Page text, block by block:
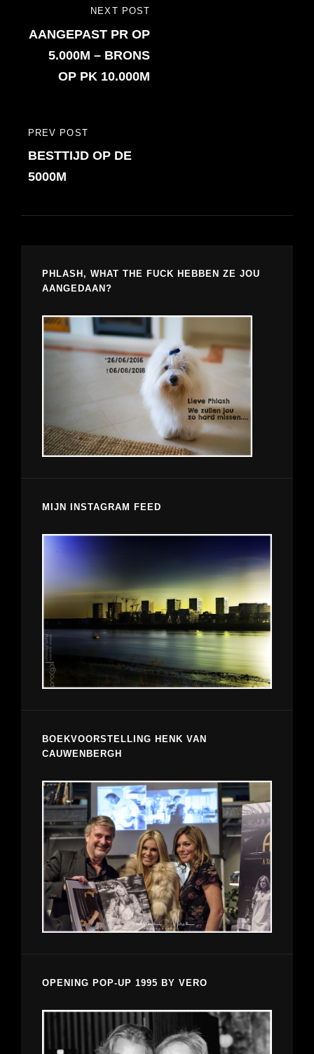
navigatie
PREVIOUS
POST
PREV POST
BESTTIJD OP DE
5000M
POST
NEXT POST
AANGEPAST PR OP
5.000M – BRONS
OP PK 10.000M
PHLASH, WHAT THE FUCK HEBBEN ZE JOU
AANGEDAAN?
MIJN INSTAGRAM FEED
BOEKVOORSTELLING HENK VAN
CAUWENBERGH
OPENING POP-UP 1995 BY VERO